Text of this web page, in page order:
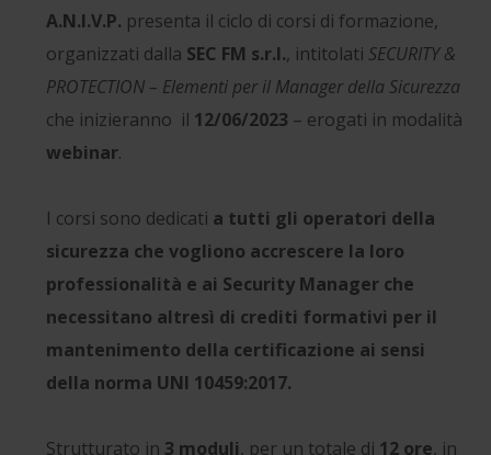
A.N.I.V.P. presenta il ciclo di corsi di formazione,
organizzati dalla SEC FM s.r.l., intitolati SECURITY &
PROTECTION – Elementi per il Manager della Sicurezza
che inizieranno il 12/06/2023 – erogati in modalità
webinar.
I corsi sono dedicati a tutti gli operatori della
sicurezza che vogliono accrescere la loro
professionalità e ai Security Manager che
necessitano altresì di crediti formativi per il
mantenimento della certificazione ai sensi
della norma UNI 10459:2017.
Strutturato in 3 moduli, per un totale di 12 ore, in